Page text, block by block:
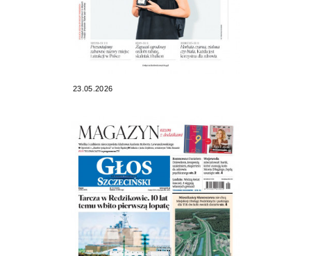
23.05.2026